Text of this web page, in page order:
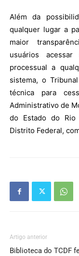
Além da
qualquer lugar a
maior
usuários
processual a
sistema, o
técnica para
Administrativo de
do Estado do
Distrito Federal,
Artigo anterior
Biblioteca do TCDF